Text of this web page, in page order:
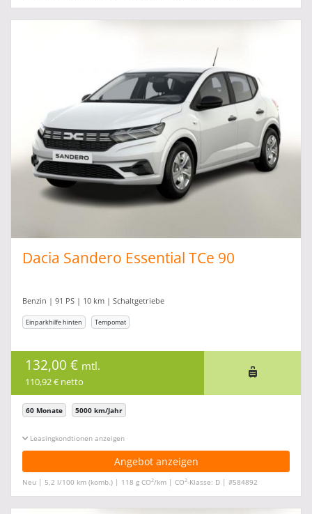
Dacia Sandero Essential TCe 90
Benzin | 91 PS | 10 km | Schaltgetriebe
Einparkhilfe hinten Tempomat
132,00 € mtl.
110,92 € netto
60 Monate 5000 km/Jahr
Leasingkonditionen ein-/ausblenden
Angebot anzeigen
Neu | 5,2 l/100 km (komb.) | 118 g CO2/km | CO2-Klasse: D | #584892